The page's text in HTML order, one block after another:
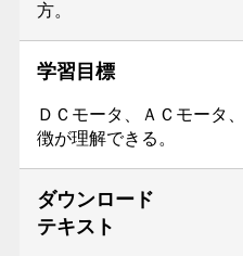
方。
学習目標
ＤＣモータ、ＡＣモータ
徴が理解できる。
ダウンロード
テキスト